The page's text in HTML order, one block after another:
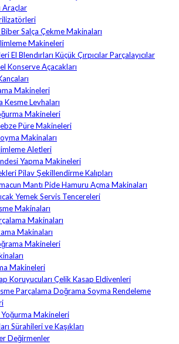
Araçlar
Salça Çekme Makinaları
Makineleri
El Blendırları Küçük Çırpıcılar Parçalayıcılar
Konserve Açacakları
Makineleri
Kesme Levhaları
Makineleri
Püre Makineleri
Makinaları
Aletleri
Yapma Makineleri
Pilav Şekillendirme Kalıpları
Mantı Pide Hamuru Açma Makinaları
Yemek Servis Tencereleri
Makinaları
Makinaları
Makinaları
Makineleri
Makineleri
Koruyucuları Çelik Kasap Eldivenleri
Parçalama Doğrama Soyma Rendeleme
Makineleri
Sürahileri ve Kaşıkları
Değirmenler